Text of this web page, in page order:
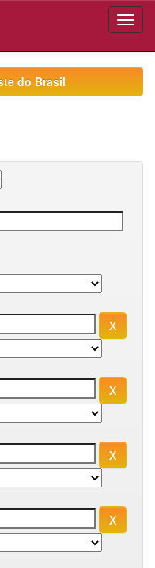
do Brasil